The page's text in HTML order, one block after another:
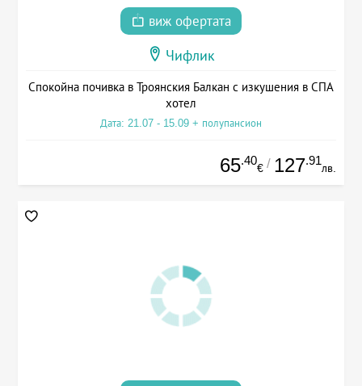
виж офертата
Чифлик
Спокойна почивка в Троянския Балкан с изкушения в СПА
хотел
Дата: 21.07 - 15.09 + полупансион
65.40
€ / 127.91
лв.